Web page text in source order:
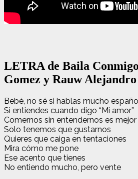
LETRA de Baila
Gomez y Rauw Alejandro
Bebé, no sé si hablas mucho
Si entiendes cuando digo “Mi amor”
Comernos sin entendernos es mejor
Solo tenemos que gustarnos
Quieres que caiga en tentaciones
Mira cómo me pone
Ese acento que tienes
No entiendo mucho, pero vente